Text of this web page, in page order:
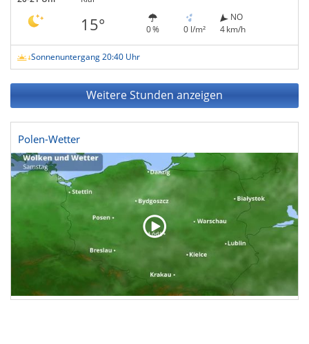
15° 0 % 0 l/m²
NO
4 km/h
Sonnenuntergang 20:40 Uhr
Weitere Stunden anzeigen
Polen-Wetter